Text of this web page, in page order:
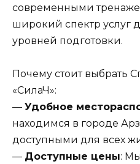
современными
широкий спектр услуг
уровней подготовки.
Почему стоит выбрать
«СилаЧ»:
— Удобное
находимся в городе
доступными для всех
— Доступные цены: